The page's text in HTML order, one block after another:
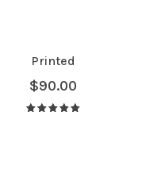
Printed
$90.00